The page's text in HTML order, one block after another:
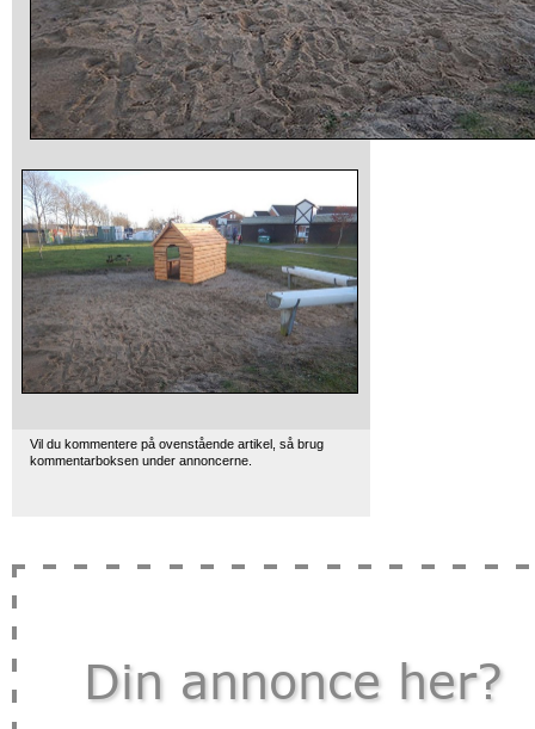
Vil du kommentere på ovenstående artikel, så brug
kommentarboksen under annoncerne.